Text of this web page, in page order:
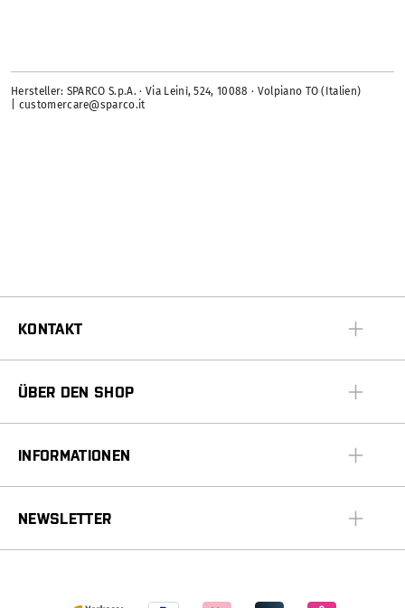
Hersteller: SPARCO S.p.A. · Via Leinì, 524, 10088 · Volpiano TO (Italien)
| customercare@sparco.it
KONTAKT
ÜBER DEN SHOP
INFORMATIONEN
NEWSLETTER